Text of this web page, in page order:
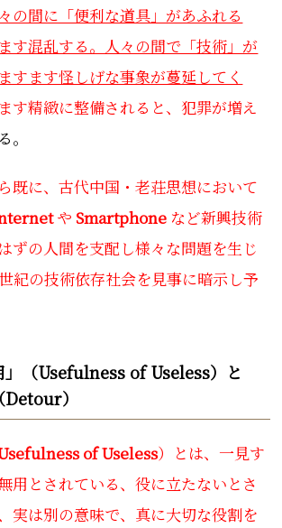
の間に「便利な道具」があふれる
す混乱する。人々の間で「技術」が
すます怪しげな事象が蔓延してく
す精緻に整備されると、犯罪が増え
。
既に、古代中国・老荘思想において
や Smartphone など新興技術
ずの人間を支配し様々な問題を生じ
紀の技術依存社会を見事に暗示し予
（Usefulness of Useless）と
Detour）
of Useless）とは、一見す
用とされている、役に立たないとさ
実は別の意味で、真に大切な役割を